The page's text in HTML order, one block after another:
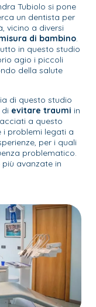
Tubiolo si pone
un dentista per
vicino a diversi
di bambino.
in questo studio
agio i piccoli
della salute
di questo studio
evitare traumi in
a questo
i problemi legati a
per i quali
problematico.
avanzate in